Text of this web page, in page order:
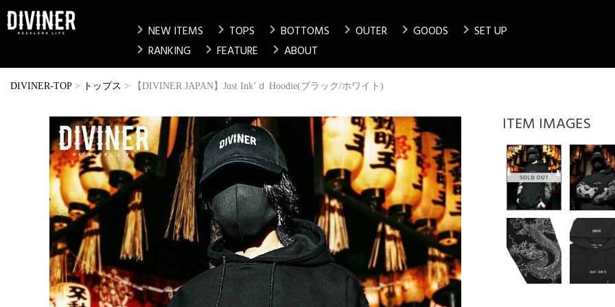
chevron_right NEW ITEMS chevron_right TOPS chevron_right BOTTOMS chevron_right OUTER chevron_right GOODS chevron_right SET UP
chevron_right RANKING chevron_right FEATURE chevron_right ABOUT
DIVINER-TOP トップス 【DIVINER JAPAN】Just Ink’ｄ Hoodie(ブラック/ホワイト)